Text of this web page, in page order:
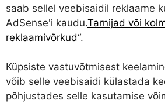
saab sellel veebisaidil reklaame
AdSense'i kaudu.Tarnijad või
reklaamivõrkud“.
Küpsiste vastuvõtmisest
võib selle veebisaidi külastada
põhjustades selle kasutamise